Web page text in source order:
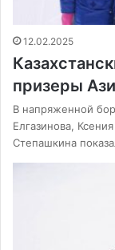
12.02.2025
призеры
В напряженной
Елгазинова,
Степашкина